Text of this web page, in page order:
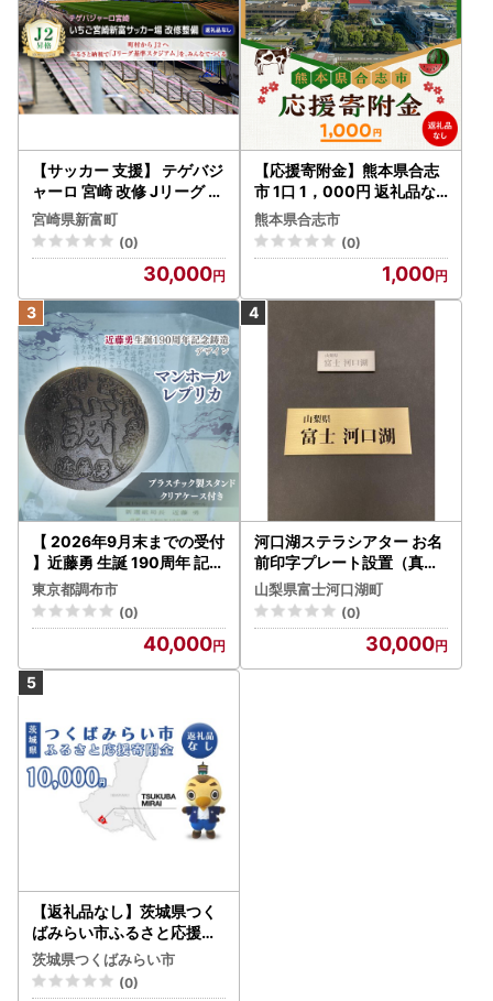
【サッカー 支援】 テゲバジ
ャーロ 宮崎 改修 Jリーグ ス
タジアム 応援 S27
宮崎県新富町
(0)
30,000
【応援寄附金】熊本県合志
市 1口 1，000円 返礼品な
しのご寄附 【合志市役所
】[AYBZ006]
熊本県合志市
(0)
1,000
【 2026年9月末までの受付
】近藤勇 生誕 190周年 記念
鋳造 デザイン マンホール
レプリカ | 新選組 株式会社
高橋商事資産管理オフィス
東京都調布市
(0)
40,000
河口湖ステラシアター お名
前印字プレート設置（真鍮
製）【音楽文化支援企画】
山梨県富士河口湖町
(0)
30,000
【返礼品なし】茨城県つく
ばみらい市ふるさと応援寄
附金（10,000円)
茨城県つくばみらい市
(0)